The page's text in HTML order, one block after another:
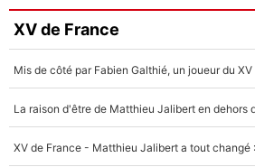
XV de France